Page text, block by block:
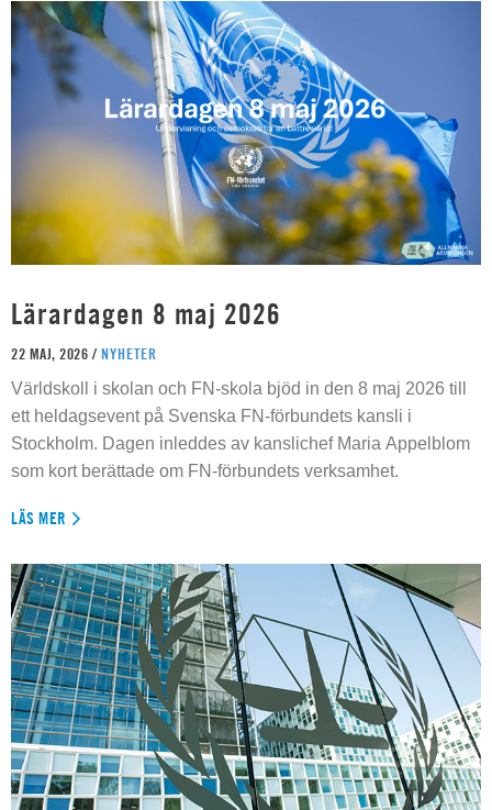
Lärardagen 8 maj 2026
22 MAJ, 2026 / NYHETER
Världskoll i skolan och FN-skola bjöd in den 8 maj 2026 till
ett heldagsevent på Svenska FN-förbundets kansli i
Stockholm. Dagen inleddes av kanslichef Maria Appelblom
som kort berättade om FN-förbundets verksamhet.
LÄS MER